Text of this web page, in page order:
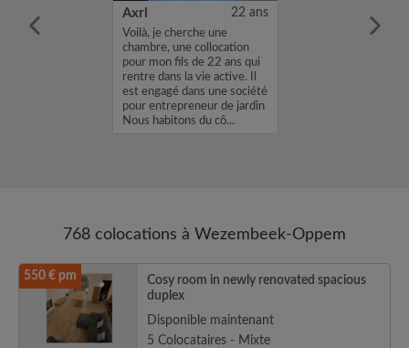
Axrl 22 ans
Voilà, je cherche une
chambre, une collocation
pour mon fils de 22 ans qui
rentre dans la vie active. Il
est engagé dans une société
pour entrepreneur de jardin
Nous habitons du cô...
768 colocations à Wezembeek-Oppem
550 € pm
Cosy room in newly renovated spacious
duplex
Disponible maintenant
5 Colocataires - Mixte